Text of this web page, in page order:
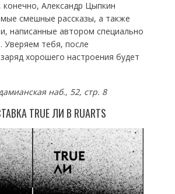
конечно, Александр Цыпкин
смешные рассказы, а также
написанные автором специально
Уверяем тебя, после
хорошего настроения будет
наб., 52, стр. 8
TRUE ЛИ В RUARTS